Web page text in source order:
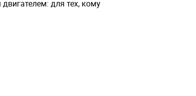
для тех, кому